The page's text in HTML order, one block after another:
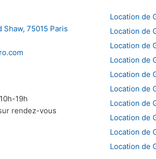
Shaw, 75015 Paris
19h
rendez-vous
Location de
Location de
Location de
Location de
Location de
Location de
Location de
Location de
Location de
Location de